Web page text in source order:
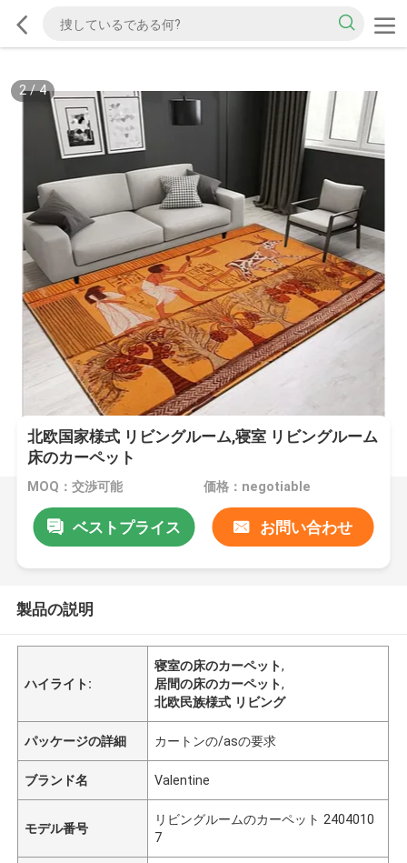
2/4
北欧国家様式 リビングルーム,寝室 リビングルーム
床のカーペット
MOQ：交渉可能 価格：negotiable
ベストプライス お問い合わせ
製品の説明
ハイライト:
寝室の床のカーペット,
居間の床のカーペット,
北欧民族様式 リビング
パッケージの詳細 カートンの/asの要求
ブランド名 Valentine
モデル番号
リビングルームのカーペット 2404010
7